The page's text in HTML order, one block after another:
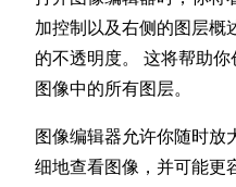
加控制以及右侧的图层概
的不透明度。 这将帮助
图像中的所有图层。
图像编辑器允许你随时放
细地查看图像，并可能更